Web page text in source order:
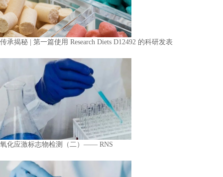
传承揭秘 | 第一篇使用 Research Diets D12492 的科研发表
氧化应激标志物检测（二）—— RNS